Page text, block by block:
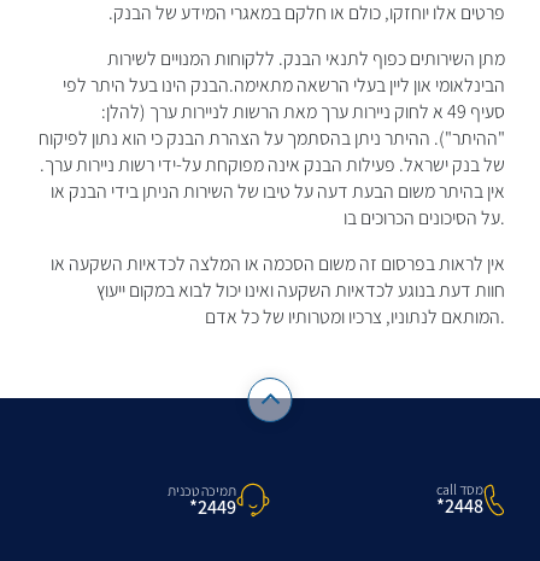
פרטים אלו יוחזקו, כולם או חלקם במאגרי המידע של הבנק.
מתן השירותים כפוף לתנאי הבנק. ללקוחות המנויים לשירות
הבינלאומי און ליין בעלי הרשאה מתאימה.הבנק הינו בעל היתר לפי
סעיף 49 א לחוק ניירות ערך מאת הרשות לניירות ערך (להלן:
"ההיתר"). ההיתר ניתן בהסתמך על הצהרת הבנק כי הוא נתון לפיקוח
של בנק ישראל. פעילות הבנק אינה מפוקחת על-ידי רשות ניירות ערך.
אין בהיתר משום הבעת דעה על טיבו של השירות הניתן בידי הבנק או
על הסיכונים הכרוכים בו.
אין לראות בפרסום זה משום הסכמה או המלצה לכדאיות השקעה או
חוות דעת בנוגע לכדאיות השקעה ואינו יכול לבוא במקום ייעוץ
המותאם לנתוניו, צרכיו ומטרותיו של כל אדם.
מסד call
2448*
תמיכה טכנית
2449*